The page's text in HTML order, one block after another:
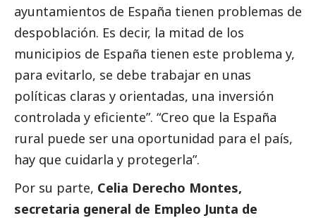
ayuntamientos de España tienen problemas de
despoblación. Es decir, la mitad de los
municipios de España tienen este problema y,
para evitarlo, se debe trabajar en unas
políticas claras y orientadas, una inversión
controlada y eficiente”. “Creo que la España
rural puede ser una oportunidad para el país,
hay que cuidarla y protegerla”.
Por su parte, Celia Derecho Montes,
secretaria general de Empleo Junta de